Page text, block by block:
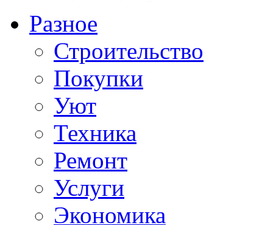
Разное
Строительство
Покупки
Уют
Техника
Ремонт
Услуги
Экономика